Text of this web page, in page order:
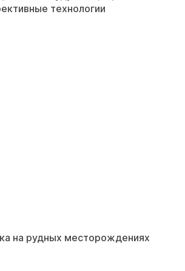
технологии
на рудных месторождениях